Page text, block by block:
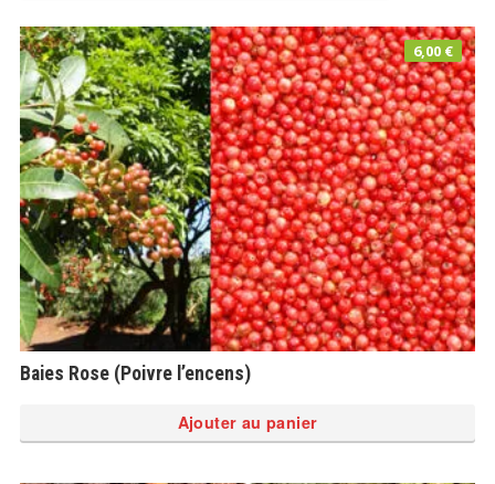
Baies Rose (Poivre l’encens)
6,00 €
Ajouter au panier